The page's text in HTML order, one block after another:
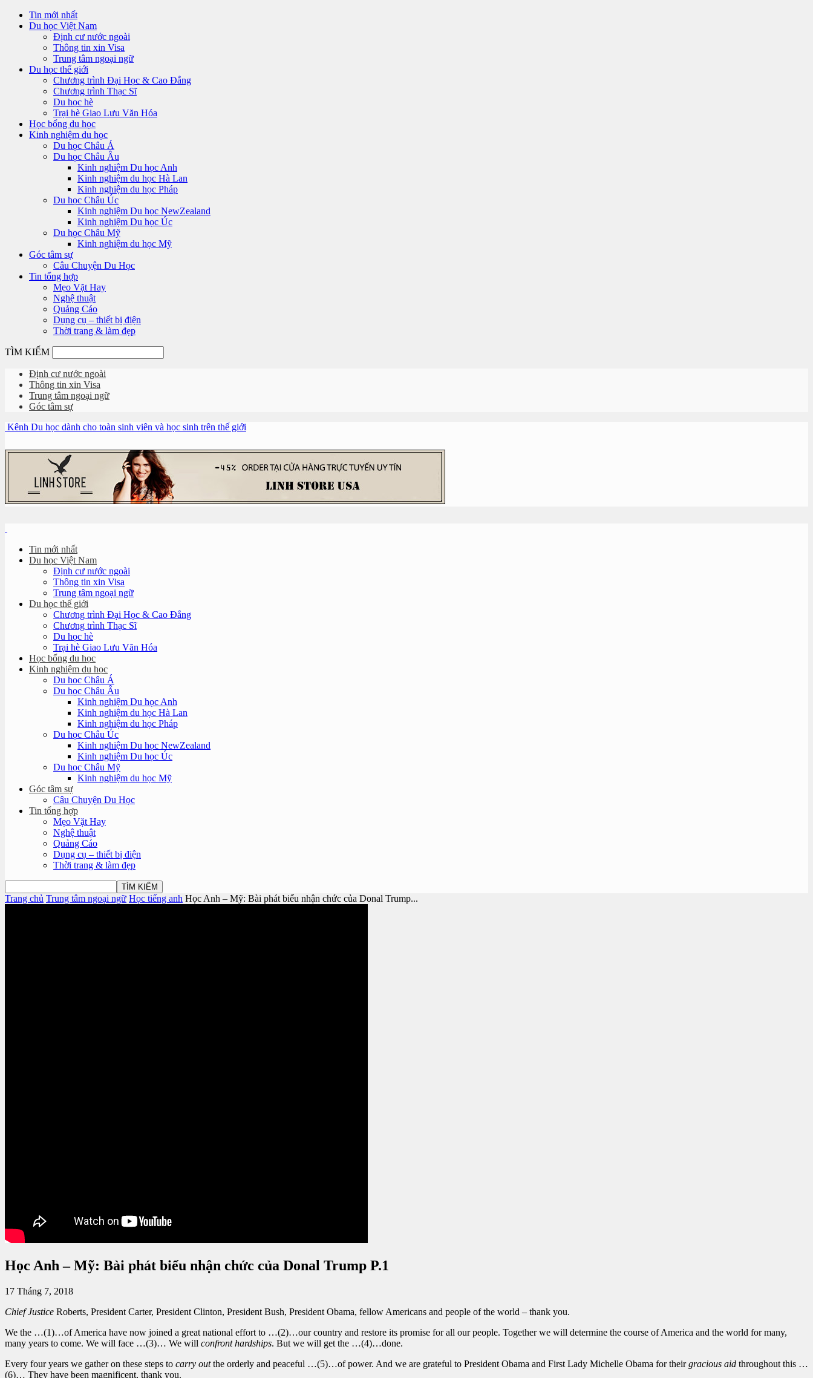
Tin mới nhất
Du học Việt Nam
Định cư nước ngoài
Thông tin xin Visa
Trung tâm ngoại ngữ
Du học thế giới
Chương trình Đại Học & Cao Đẳng
Chương trình Thạc Sĩ
Du học hè
Trại hè Giao Lưu Văn Hóa
Học bổng du học
Kinh nghiệm du học
Du học Châu Á
Du học Châu Âu
Kinh nghiệm Du học Anh
Kinh nghiệm du học Hà Lan
Kinh nghiệm du học Pháp
Du học Châu Úc
Kinh nghiệm Du học NewZealand
Kinh nghiệm Du học Úc
Du học Châu Mỹ
Kinh nghiệm du học Mỹ
Góc tâm sự
Câu Chuyện Du Học
Tin tổng hợp
Mẹo Vặt Hay
Nghệ thuật
Quảng Cáo
Dụng cụ – thiết bị điện
Thời trang & làm đẹp
TÌM KIẾM
Định cư nước ngoài
Thông tin xin Visa
Trung tâm ngoại ngữ
Góc tâm sự
Kênh Du học dành cho toàn sinh viên và học sinh trên thế giới
Tin mới nhất
Du học Việt Nam
Định cư nước ngoài
Thông tin xin Visa
Trung tâm ngoại ngữ
Du học thế giới
Chương trình Đại Học & Cao Đẳng
Chương trình Thạc Sĩ
Du học hè
Trại hè Giao Lưu Văn Hóa
Học bổng du học
Kinh nghiệm du học
Du học Châu Á
Du học Châu Âu
Kinh nghiệm Du học Anh
Kinh nghiệm du học Hà Lan
Kinh nghiệm du học Pháp
Du học Châu Úc
Kinh nghiệm Du học NewZealand
Kinh nghiệm Du học Úc
Du học Châu Mỹ
Kinh nghiệm du học Mỹ
Góc tâm sự
Câu Chuyện Du Học
Tin tổng hợp
Mẹo Vặt Hay
Nghệ thuật
Quảng Cáo
Dụng cụ – thiết bị điện
Thời trang & làm đẹp
Trang chủ Trung tâm ngoại ngữ Học tiếng anh Học Anh – Mỹ: Bài phát biểu nhận chức của Donal Trump...
Học Anh – Mỹ: Bài phát biểu nhận chức của Donal Trump P.1
17 Tháng 7, 2018
Chief Justice Roberts, President Carter, President Clinton, President Bush, President Obama, fellow Americans and people of the world – thank you.
We the …(1)…of America have now joined a great national effort to …(2)…our country and restore its promise for all our people. Together we will determine the course of America and the world for many,
many years to come. We will face …(3)… We will confront hardships. But we will get the …(4)…done.
Every four years we gather on these steps to carry outthe orderly and peaceful …(5)…of power. And we are grateful to President Obama and First Lady Michelle Obama for theirgracious aid throughout this …
(6)… They have been magnificent, thank you.